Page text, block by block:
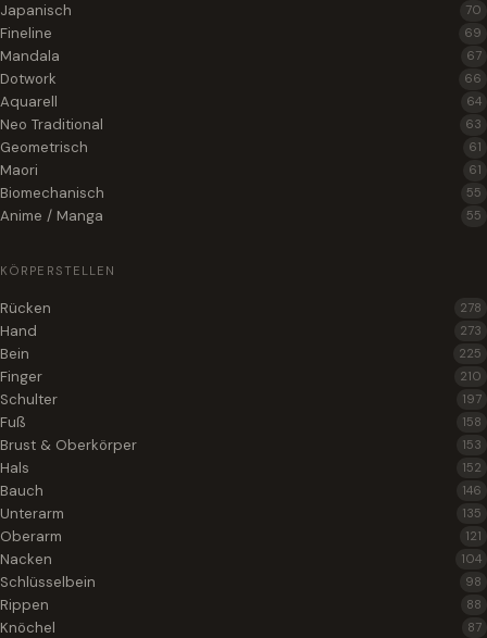
Japanisch 70
Fineline 69
Mandala 67
Dotwork 66
Aquarell 64
Neo Traditional 63
Geometrisch 61
Maori 61
Biomechanisch 55
Anime / Manga 55
KÖRPERSTELLEN
Rücken 278
Hand 273
Bein 225
Finger 210
Schulter 197
Fuß 158
Brust & Oberkörper 153
Hals 152
Bauch 146
Unterarm 135
Oberarm 121
Nacken 104
Schlüsselbein 98
Rippen 88
Knöchel 87